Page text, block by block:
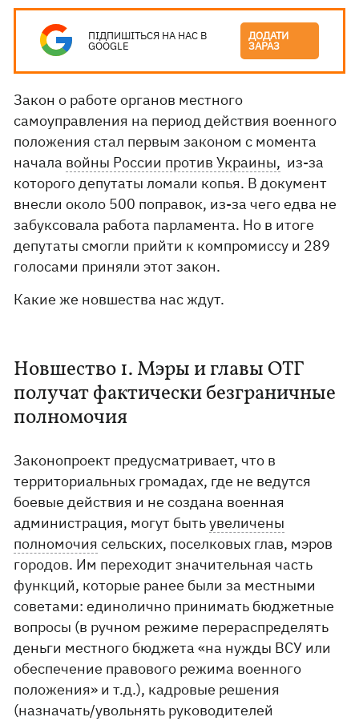
ПІДПИШІТЬСЯ НА НАС В
GOOGLE
ДОДАТИ
ЗАРАЗ
Закон о работе органов местного
самоуправления на период действия военного
положения стал первым законом с момента
начала войны России против Украины, из-за
которого депутаты ломали копья. В документ
внесли около 500 поправок, из-за чего едва не
забуксовала работа парламента. Но в итоге
депутаты смогли прийти к компромиссу и 289
голосами приняли этот закон.
Какие же новшества нас ждут.
Новшество 1. Мэры и главы ОТГ
получат фактически безграничные
полномочия
Законопроект предусматривает, что в
территориальных громадах, где не ведутся
боевые действия и не создана военная
администрация, могут бытьувеличены
полномочия сельских, поселковых глав, мэров
городов. Им переходит значительная часть
функций, которые ранее были за местными
советами: единолично принимать бюджетные
вопросы (в ручном режиме перераспределять
деньги местного бюджета «на нужды ВСУ или
обеспечение правового режима военного
положения» и т.д.), кадровые решения
(назначать/увольнять руководителей